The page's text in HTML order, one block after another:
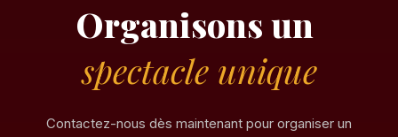
Organisons un
spectacle unique
Contactez-nous dès maintenant pour organiser un